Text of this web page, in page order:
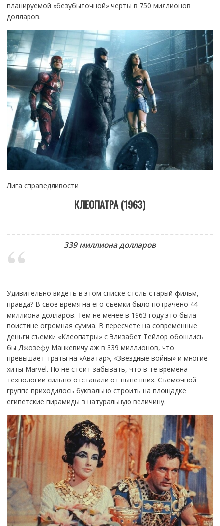
планируемой «безубыточной» черты в 750 миллионов
долларов.
Лига справедливости
КЛЕОПАТРА (1963)
339 миллиона долларов
Удивительно видеть в этом списке столь старый фильм,
правда? В свое время на его съемки было потрачено 44
миллиона долларов. Тем не менее в 1963 году это была
поистине огромная сумма. В пересчете на современные
деньги съемки «Клеопатры» с Элизабет Тейлор обошлись
бы Джозефу Манкевичу аж в 339 миллионов, что
превышает траты на «Аватар», «Звездные войны» и многие
хиты Marvel. Но не стоит забывать, что в те времена
технологии сильно отставали от нынешних. Съемочной
группе приходилось буквально строить на площадке
египетские пирамиды в натуральную величину.